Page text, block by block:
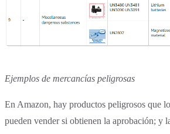
Ejemplos de mercancías peligrosas
En Amazon, hay productos peligrosos que
pueden vender si obtienen la aprobación; y